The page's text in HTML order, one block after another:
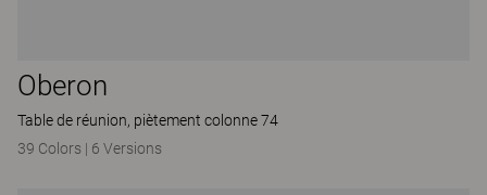
Oberon
Table de réunion, piètement colonne 74
39 Colors | 6 Versions